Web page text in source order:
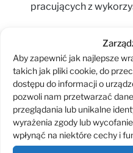
Aby zapewnić jak najlepsze
takich jak pliki cookie, do
dostępu do informacji o
pozwoli nam przetwarzać
przeglądania lub unikalne
wyrażenia zgody lub
wpłynąć na niektóre cechy i
pracujących z
Sprawdź powiązane
Red Hat OpenShift na
IBM watsonx
IBM Security Guardium